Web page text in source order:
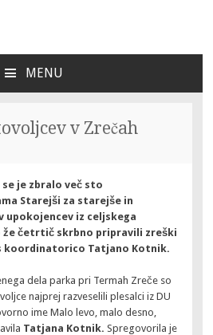
Konjice
MENU
v Zrečah
se je zbralo več sto
Starejši za starejše in
upokojencev iz celjskega
že četrtič skrbno pripravili zreški
koordinatorico Tatjano Kotnik.
dela parka pri Termah Zreče so
najprej razveselili plesalci iz DU
ime Malo levo, malo desno,
Tatjana Kotnik. Spregovorila je